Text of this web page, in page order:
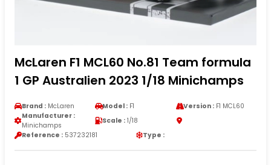
McLaren F1 MCL60 No.81 Team formula
1 GP Australien 2023 1/18 Minichamps
Brand : McLaren Model : F1 Version :F1 MCL60
Manufacturer :
Minichamps
Scale : 1/18
Reference : 537232181 Type :